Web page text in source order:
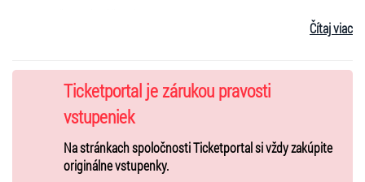
Hudba: Norbert Vizvári
Scéna: Viktor Vincze st. a kol.
Kostýmy: Roman Hatala, Martina Bučková
Dramatizácia a réžia: Viktor Vincze st.
Čítaj viac
Ticketportal je zárukou pravosti
vstupeniek
Na stránkach spoločnosti Ticketportal si vždy zakúpite
originálne vstupenky.